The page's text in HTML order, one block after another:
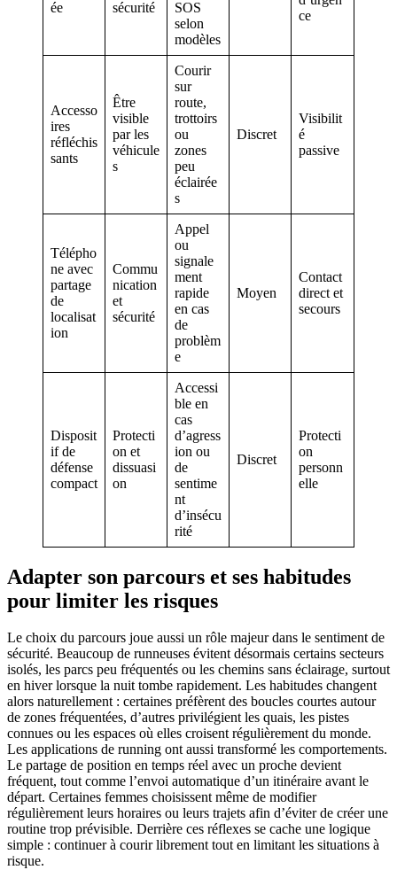
ée sécurité
SOS
selon
modèles
ce
Accesso
ires
réfléchis
sants
Être
visible
par les
véhicule
s
Courir
sur
route,
trottoirs
ou
zones
peu
éclairée
s
Discret
Visibilit
é
passive
Télépho
ne avec
partage
de
localisat
ion
Commu
nication
et
sécurité
Appel
ou
signale
ment
rapide
en cas
de
problèm
e
Moyen
Contact
direct et
secours
Disposit
if de
défense
compact
Protecti
on et
dissuasi
on
Accessi
ble en
cas
d’agress
ion ou
de
sentime
nt
d’insécu
rité
Discret
Protecti
on
personn
elle
Adapter son parcours et ses habitudes
pour limiter les risques
Le choix du parcours joue aussi un rôle majeur dans le sentiment de
sécurité. Beaucoup de runneuses évitent désormais certains secteurs
isolés, les parcs peu fréquentés ou les chemins sans éclairage, surtout
en hiver lorsque la nuit tombe rapidement. Les habitudes changent
alors naturellement : certaines préfèrent des boucles courtes autour
de zones fréquentées, d’autres privilégient les quais, les pistes
connues ou les espaces où elles croisent régulièrement du monde.
Les applications de running ont aussi transformé les comportements.
Le partage de position en temps réel avec un proche devient
fréquent, tout comme l’envoi automatique d’un itinéraire avant le
départ. Certaines femmes choisissent même de modifier
régulièrement leurs horaires ou leurs trajets afin d’éviter de créer une
routine trop prévisible. Derrière ces réflexes se cache une logique
simple : continuer à courir librement tout en limitant les situations à
risque.